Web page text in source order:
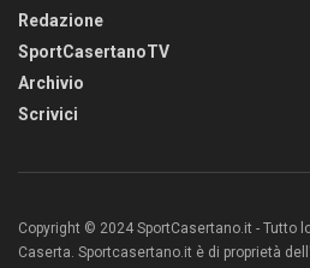
Redazione
SportCasertanoTV
Archivio
Scrivici
Copyright © 2024 SportCasertano.it - Tutto
Caserta. Sportcasertano.it è di proprietà